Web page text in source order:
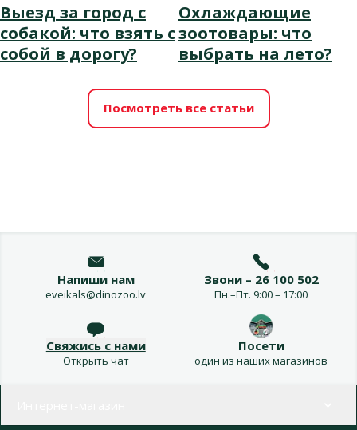
Выезд за город с
собакой: что взять с
собой в дорогу?
Охлаждающие
зоотовары: что
выбрать на лето?
Посмотреть все статьи
Напиши нам
eveikals@dinozoo.lv
Звони – 26 100 502
Пн.–Пт. 9:00 – 17:00
Свяжись с нами
Открыть чат
Посети
один из наших магазинов